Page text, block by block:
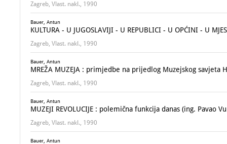
Zagreb, Vlast. nakl., 1990
Bauer, Antun
KULTURA - U JUGOSLAVIJI - U REPUBLICI - U OPĆINI - U
Zagreb, Vlast. nakl., 1990
Bauer, Antun
MREŽA MUZEJA : primjedbe na prijedlog Muzejskog savjeta
Zagreb, Vlast. nakl., 1990
Bauer, Antun
MUZEJI REVOLUCIJE : polemična funkcija danas (ing. Pavao
Zagreb, Vlast. nakl., 1990
Bauer, Antun